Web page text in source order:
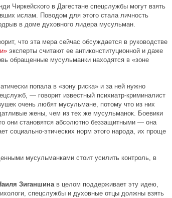
Чиркейского в Дагестане спецслужбы могут взять
ислам. Поводом для этого стала личность
в доме духовного лидера мусульман.
что эта мера сейчас обсуждается в руководстве
эксперты считают ее антиконституционной и даже
обращенные мусульманки находятся в «зоне
попала в «зону риска» и за ней нужно
— говорит известный психиатр-криминалист
очень любят мусульмане, потому что из них
жены, чем из тех же мусульманок. Боевики
они становятся абсолютно беззащитными — она
социально-этических норм этого народа, их проще
мусульманками стоит усилить контроль, в
Зиганшина в целом поддерживает эту идею,
спецслужбы и духовные отцы должны взять